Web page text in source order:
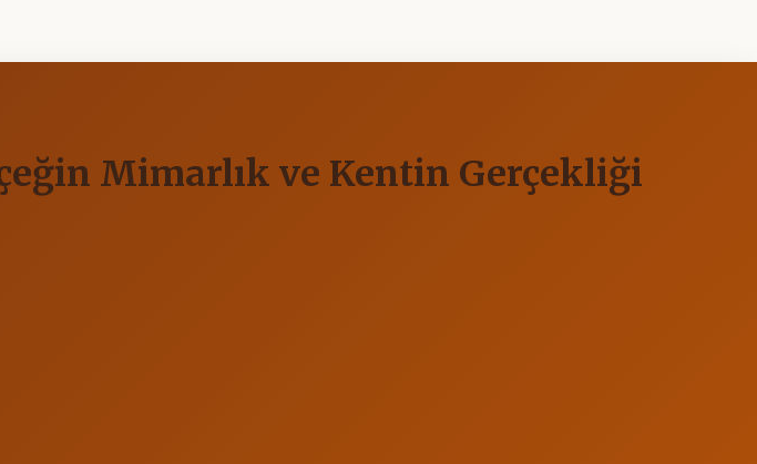
Mimarlık ve Kentin Gerçekliği